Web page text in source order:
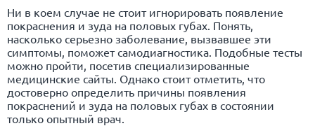
Ни в коем случае не стоит игнорировать появление
покраснения и зуда на половых губах. Понять,
насколько серьезно заболевание, вызвавшее эти
симптомы, поможет самодиагностика. Подобные тесты
можно пройти, посетив специализированные
медицинские сайты. Однако стоит отметить, что
достоверно определить причины появления
покраснений и зуда на половых губах в состоянии
только опытный врач.